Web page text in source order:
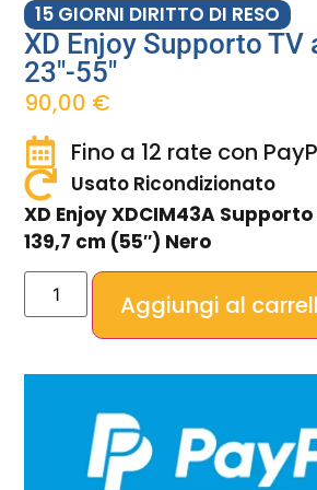
15 GIORNI DIRITTO DI RESO
XD Enjoy Supporto TV
23″-55″
90,00 €
Fino a 12 rate con
Usato Ricondizionato
XD Enjoy XDCIM43A
139,7 cm (55″) Nero
Aggiungi al